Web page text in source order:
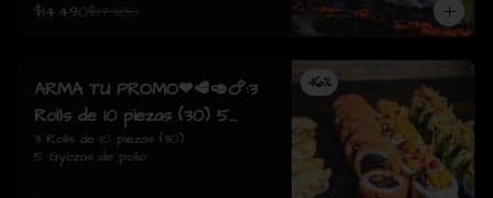
$14.490$17.380
-16%
ARMA TU PROMO❤🥩🥑🍗:3
Rolls de 10 piezas (30) 5
Gyozas de pollo
3 Rolls de 10 piezas (30)
5 Gyozas de pollo